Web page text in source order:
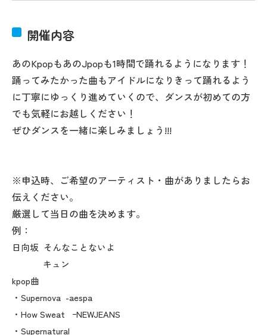
開催内容
あのKpopもあのJpopも1時間で踊れるようになります！
踊ってみたかった曲もアイドルになりきって踊れるよう
に丁寧にゆっくり進めていくので、ダンスが初めての方
でも気軽にお越しください！
ぜひダンスを一緒に楽しみましょう!!!
※申込時、ご希望のアーティスト・曲がありましたらお
伝えください。
厳選して当日の曲を決めます。
例：
日向坂 そんなことないよ
キュン
kpop曲
・Supernova -aespa
・How Sweat ｰNEWJEANS
・Supernatural